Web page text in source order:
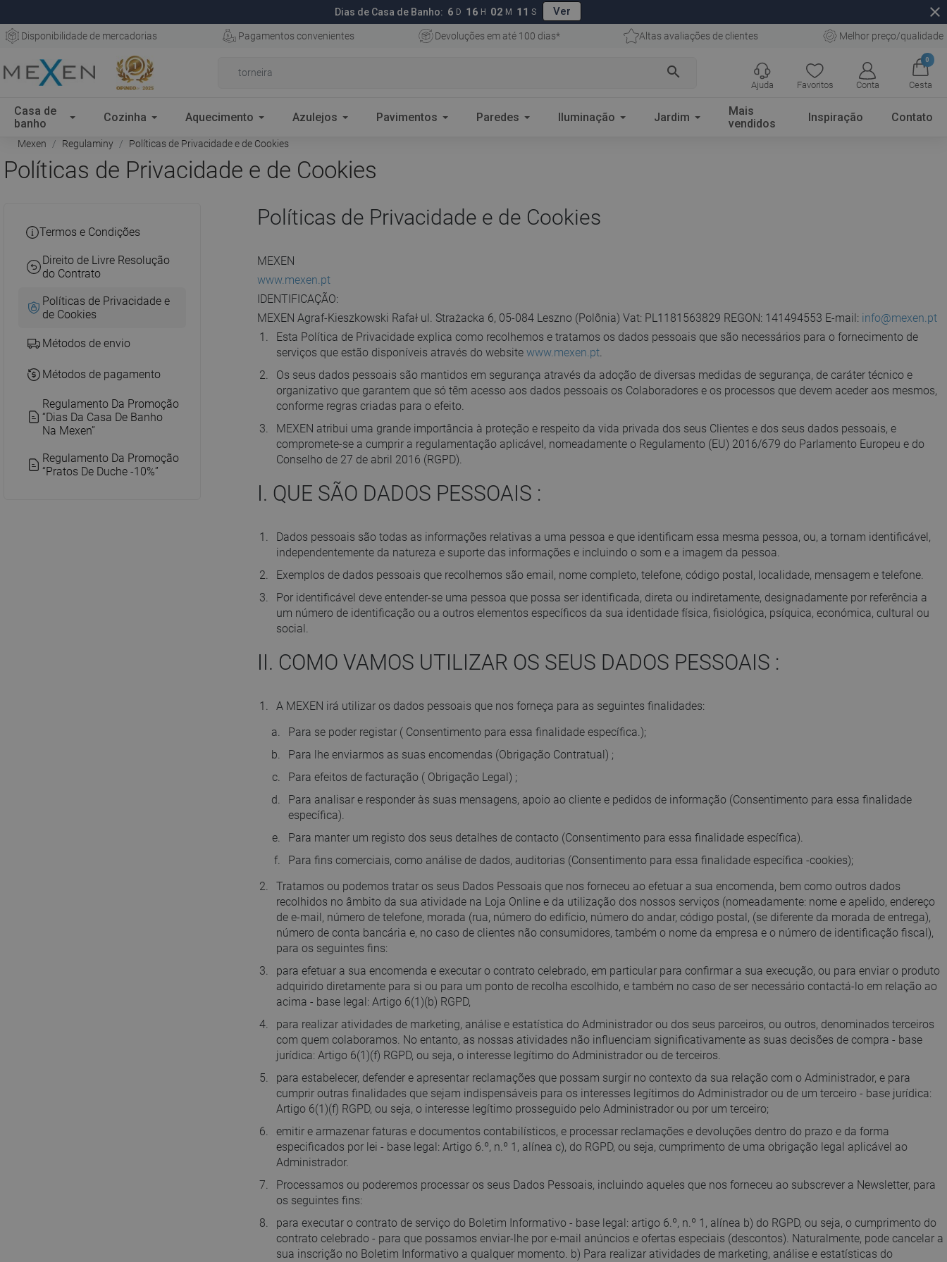
Dias de Casa de Banho: 6 D 16 H 02 M 10 S Ver close
Disponibilidade de mercadorias Pagamentos convenientes Devoluções em até 100 dias* Altas avaliações de clientes Melhor preço/qualidade
search
Favoritos Conta
0
Cesta
Ajuda
Casa de
banho
Cozinha Aquecimento Azulejos Pavimentos Paredes Iluminação Jardim
Mais
vendidos
Inspiração Contato
Mexen Regulaminy Políticas de Privacidade e de Cookies
Políticas de Privacidade e de Cookies
Termos e Condições
Direito de Livre Resolução
do Contrato
Políticas de Privacidade e
de Cookies
Métodos de envio
Métodos de pagamento
Regulamento Da Promoção
“Dias Da Casa De Banho
Na Mexen”
Regulamento Da Promoção
“Pratos De Duche -10%”
Políticas de Privacidade e de Cookies
MEXEN
www.mexen.pt
IDENTIFICAÇÃO:
MEXEN Agraf-Kieszkowski Rafał ul. Strażacka 6, 05-084 Leszno (Polônia) Vat: PL1181563829 REGON: 141494553 E-mail: info@mexen.pt
Esta Política de Privacidade explica como recolhemos e tratamos os dados pessoais que são necessários para o fornecimento de
serviços que estão disponíveis através do website www.mexen.pt.
Os seus dados pessoais são mantidos em segurança através da adoção de diversas medidas de segurança, de caráter técnico e
organizativo que garantem que só têm acesso aos dados pessoais os Colaboradores e os processos que devem aceder aos mesmos,
conforme regras criadas para o efeito.
MEXEN atribui uma grande importância à proteção e respeito da vida privada dos seus Clientes e dos seus dados pessoais, e
compromete-se a cumprir a regulamentação aplicável, nomeadamente o Regulamento (EU) 2016/679 do Parlamento Europeu e do
Conselho de 27 de abril 2016 (RGPD).
I. QUE SÃO DADOS PESSOAIS :
Dados pessoais são todas as informações relativas a uma pessoa e que identificam essa mesma pessoa, ou, a tornam identificável,
independentemente da natureza e suporte das informações e incluindo o som e a imagem da pessoa.
Exemplos de dados pessoais que recolhemos são email, nome completo, telefone, código postal, localidade, mensagem e telefone.
Por identificável deve entender-se uma pessoa que possa ser identificada, direta ou indiretamente, designadamente por referência a
um número de identificação ou a outros elementos específicos da sua identidade física, fisiológica, psíquica, económica, cultural ou
social.
II. COMO VAMOS UTILIZAR OS SEUS DADOS PESSOAIS :
A MEXEN irá utilizar os dados pessoais que nos forneça para as seguintes finalidades:
Para se poder registar ( Consentimento para essa finalidade específica.);
Para lhe enviarmos as suas encomendas (Obrigação Contratual) ;
Para efeitos de facturação ( Obrigação Legal) ;
Para analisar e responder às suas mensagens, apoio ao cliente e pedidos de informação (Consentimento para essa finalidade
específica).
Para manter um registo dos seus detalhes de contacto (Consentimento para essa finalidade específica).
Para fins comerciais, como análise de dados, auditorias (Consentimento para essa finalidade específica -cookies);
Tratamos ou podemos tratar os seus Dados Pessoais que nos forneceu ao efetuar a sua encomenda, bem como outros dados
recolhidos no âmbito da sua atividade na Loja Online e da utilização dos nossos serviços (nomeadamente: nome e apelido, endereço
de e-mail, número de telefone, morada (rua, número do edifício, número do andar, código postal, (se diferente da morada de entrega),
número de conta bancária e, no caso de clientes não consumidores, também o nome da empresa e o número de identificação fiscal),
para os seguintes fins:
para efetuar a sua encomenda e executar o contrato celebrado, em particular para confirmar a sua execução, ou para enviar o produto
adquirido diretamente para si ou para um ponto de recolha escolhido, e também no caso de ser necessário contactá-lo em relação ao
acima - base legal: Artigo 6(1)(b) RGPD,
para realizar atividades de marketing, análise e estatística do Administrador ou dos seus parceiros, ou outros, denominados terceiros
com quem colaboramos. No entanto, as nossas atividades não influenciam significativamente as suas decisões de compra - base
jurídica: Artigo 6(1)(f) RGPD, ou seja, o interesse legítimo do Administrador ou de terceiros.
para estabelecer, defender e apresentar reclamações que possam surgir no contexto da sua relação com o Administrador, e para
cumprir outras finalidades que sejam indispensáveis para os interesses legítimos do Administrador ou de um terceiro - base jurídica:
Artigo 6(1)(f) RGPD, ou seja, o interesse legítimo prosseguido pelo Administrador ou por um terceiro;
emitir e armazenar faturas e documentos contabilísticos, e processar reclamações e devoluções dentro do prazo e da forma
especificados por lei - base legal: Artigo 6.º, n.º 1, alínea c), do RGPD, ou seja, cumprimento de uma obrigação legal aplicável ao
Administrador.
Processamos ou poderemos processar os seus Dados Pessoais, incluindo aqueles que nos forneceu ao subscrever a Newsletter, para
os seguintes fins:
para executar o contrato de serviço do Boletim Informativo - base legal: artigo 6.º, n.º 1, alínea b) do RGPD, ou seja, o cumprimento do
contrato celebrado - para que possamos enviar-lhe por e-mail anúncios e ofertas especiais (descontos). Naturalmente, pode cancelar a
sua inscrição no Boletim Informativo a qualquer momento. b) Para realizar atividades de marketing, análise e estatísticas do